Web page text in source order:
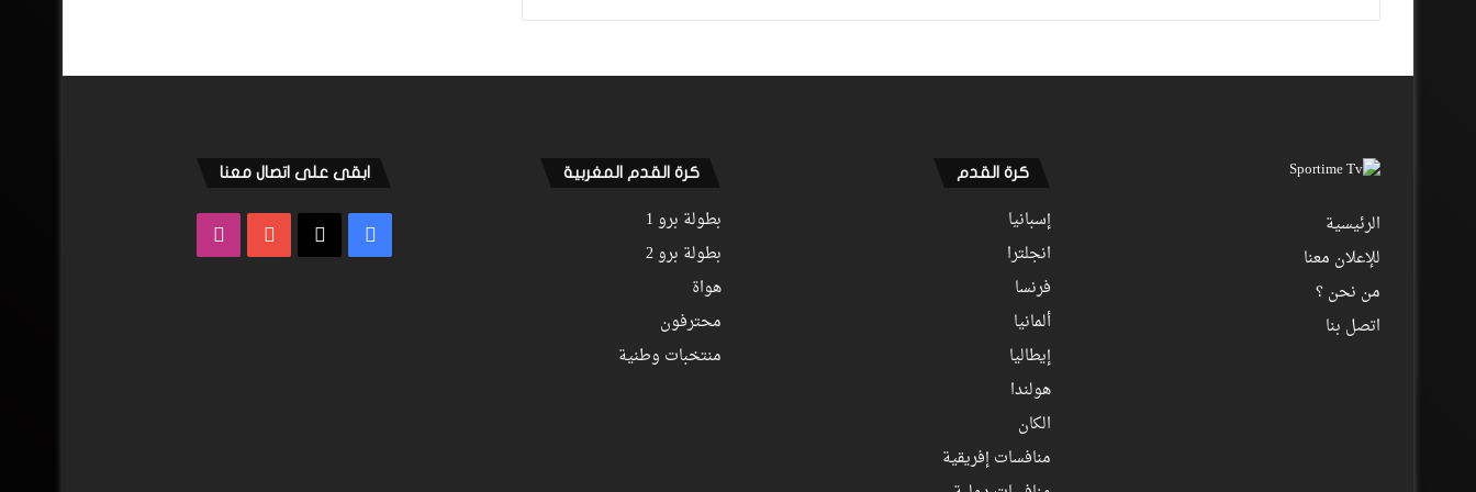
الرئيسية
للإعلان معنا
من نحن ؟
اتصل بنا
كرة القدم
إسبانيا
انجلترا
فرنسا
ألمانيا
إيطاليا
هولندا
الكان
منافسات إفريقية
كرة القدم المغربية
بطولة برو 1
بطولة برو 2
هواة
محترفون
منتخبات وطنية
ابقى على اتصال معنا
فيسبوك ‫YouTube